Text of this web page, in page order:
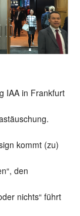
IAA in Frankfurt
kommt (zu)
den
nichts“ führt